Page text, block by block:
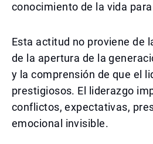
conocimiento de la vida
Esta actitud no proviene de
de la apertura de la
y la comprensión de que el
prestigiosos. El liderazgo
conflictos, expectativas,
emocional invisible.